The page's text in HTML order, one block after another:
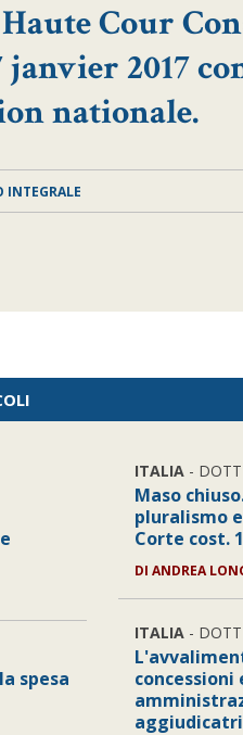
Cour
2017
nationale.
INTEGRALE
spesa
ITALIA -
Maso
pluralismo
Corte cost.
DIANDREA
ITALIA -
concessioni